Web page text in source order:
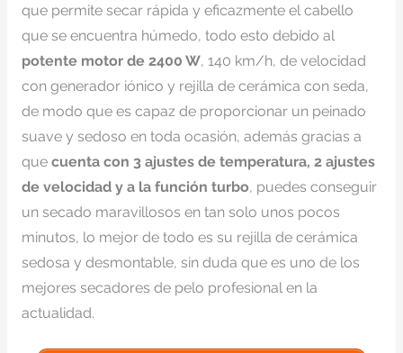
que permite secar rápida y eficazmente el cabello
que se encuentra húmedo, todo esto debido al
potente motor de 2400 W, 140 km/h, de velocidad
con generador iónico y rejilla de cerámica con seda,
de modo que es capaz de proporcionar un peinado
suave y sedoso en toda ocasión, además gracias a
que cuenta con 3 ajustes de temperatura, 2 ajustes
de velocidad y a la función turbo, puedes conseguir
un secado maravillosos en tan solo unos pocos
minutos, lo mejor de todo es su rejilla de cerámica
sedosa y desmontable, sin duda que es uno de los
mejores secadores de pelo profesional en la
actualidad.